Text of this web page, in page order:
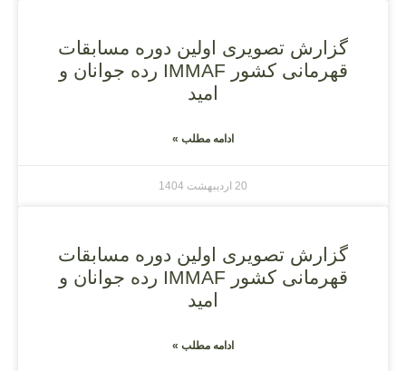
گزارش تصویری اولین دوره مسابقات
قهرمانی کشور IMMAF رده جوانان و
امید
ادامه مطلب »
20 اردیبهشت 1404
گزارش تصویری اولین دوره مسابقات
قهرمانی کشور IMMAF رده جوانان و
امید
ادامه مطلب »